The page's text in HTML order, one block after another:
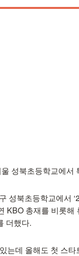
성북초등학교에서
성북초등학교에서
KBO 총재를 비롯
더했다.
는데 올해도 첫 스